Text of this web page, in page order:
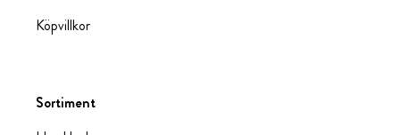
Köpvillkor
Sortiment